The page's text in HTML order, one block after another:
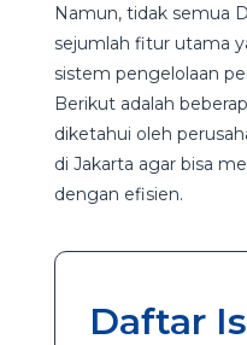
Namun, tidak semua
sejumlah fitur utama
sistem pengelolaan
Berikut adalah
diketahui oleh
di Jakarta agar bisa
dengan efisien.
Daftar